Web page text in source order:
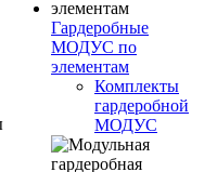
Гардеробные
МОДУС по
элементам
Комплекты
гардеробной
МОДУС